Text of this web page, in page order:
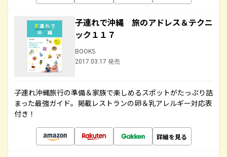
子連れで沖縄 旅のアドレス＆テクニ
ック１１７
BOOKS
2017.03.17 発売
子連れ沖縄旅行の準備＆家族で楽しめるスポットがたっぷり詰
まった最強ガイド。掲載レストランの卵＆乳アレルギー対応表
付き！
詳細を見る